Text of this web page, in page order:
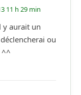
11 h 29 min
y aurait un
ou
^^